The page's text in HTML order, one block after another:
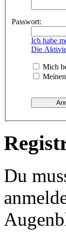
Passwort:
Ich habe
Die
Mich
Du